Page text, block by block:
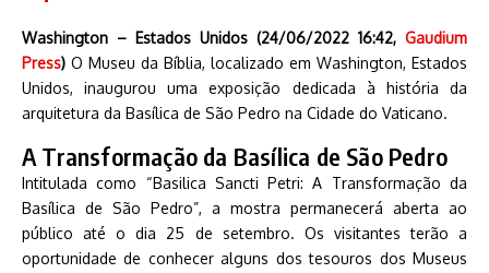
Washington – Estados Unidos (24/06/2022 16:42, Gaudium
Press) O Museu da Bíblia, localizado em Washington, Estados
Unidos, inaugurou uma exposição dedicada à história da
arquitetura da Basílica de São Pedro na Cidade do Vaticano.
A Transformação da Basílica de São Pedro
Intitulada como “Basilica Sancti Petri: A Transformação da
Basílica de São Pedro”, a mostra permanecerá aberta ao
público até o dia 25 de setembro. Os visitantes terão a
oportunidade de conhecer alguns dos tesouros dos Museus